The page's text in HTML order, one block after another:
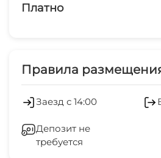
Платно
Гладильные
Правила
Заезд с 14:00
Депозит не
требуется